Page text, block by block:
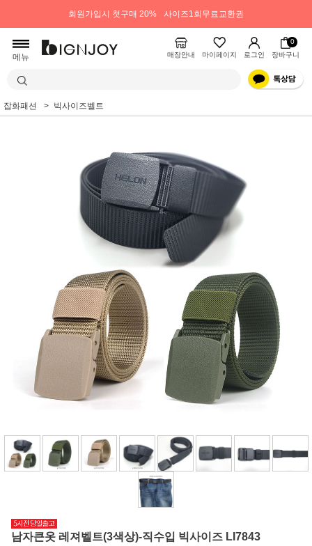
회원가입시 첫구매 20% 사이즈1회무료교환권
메뉴 매장안내 마이페이지 로그인
0
장바구니
잡화패션 빅사이즈벨트
남자큰옷 레져벨트(3색상)-직수입 빅사이즈 LI7843